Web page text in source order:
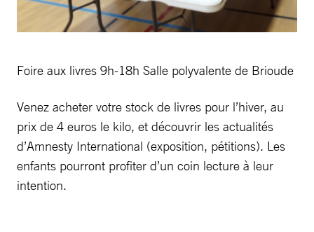
Foire aux livres 9h-18h Salle polyvalente de Brioude
Venez acheter votre stock de livres pour l’hiver, au
prix de 4 euros le kilo, et découvrir les actualités
d’Amnesty International (exposition, pétitions). Les
enfants pourront profiter d’un coin lecture à leur
intention.